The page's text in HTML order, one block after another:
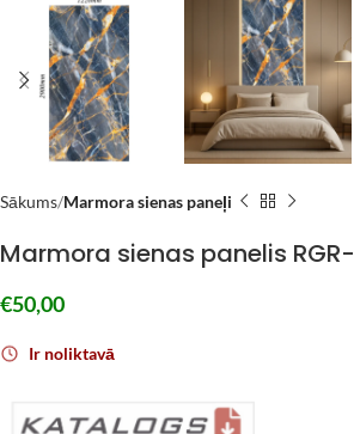
Sākums Marmora sienas paneļi
Marmora sienas panelis
€50,00
Ir noliktavā